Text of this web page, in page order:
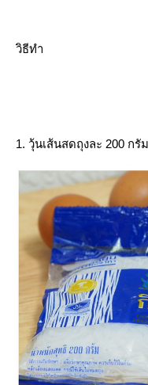
วิธีทำ
1. วุ้นเส้นสดถุงละ 200 ก